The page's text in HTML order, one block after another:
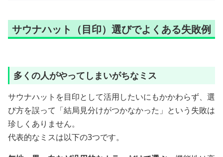
サウナハット（目印）選びでよくある失敗例
多くの人がやってしまいがちなミス
サウナハットを目印として活用したいにもかかわらず、選
び方を誤って「結局見分けがつかなかった」という失敗は
珍しくありません。
代表的なミスは以下の3つです。